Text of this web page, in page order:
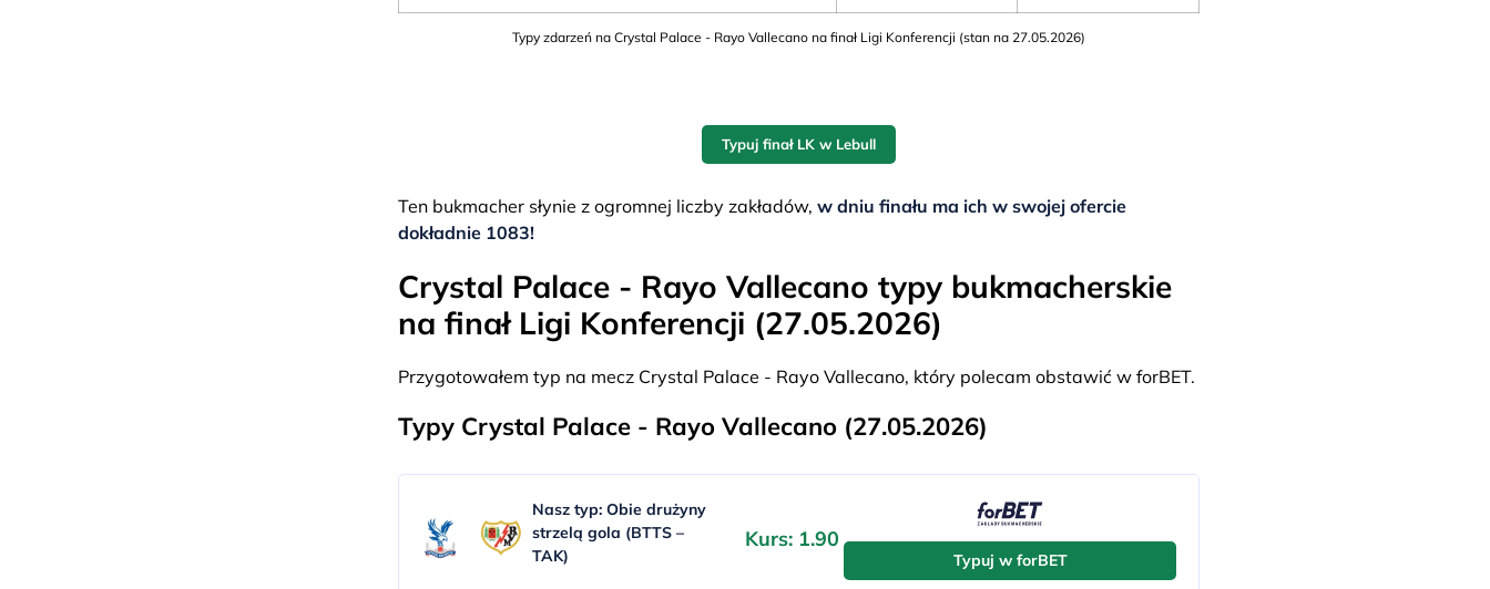
Typy zdarzeń na Crystal Palace - Rayo Vallecano na finał Ligi Konferencji (stan na 27.05.2026)
Typuj finał LK w Lebull
Ten bukmacher słynie z ogromnej liczby zakładów, w dniu finału ma ich w swojej ofercie
dokładnie 1083!
Crystal Palace - Rayo Vallecano typy bukmacherskie
na finał Ligi Konferencji (27.05.2026)
Przygotowałem typ na mecz Crystal Palace - Rayo Vallecano, który polecam obstawić w forBET.
Typy Crystal Palace - Rayo Vallecano (27.05.2026)
Nasz typ: Obie drużyny
strzelą gola (BTTS –
TAK)
Kurs: 1.90
Typuj w forBET